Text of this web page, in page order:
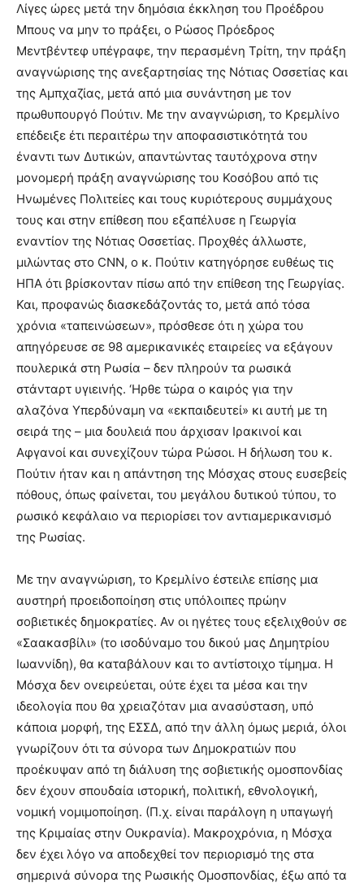
Λίγες ώρες μετά την δημόσια έκκληση του Προέδρου
Μπους να μην το πράξει, ο Ρώσος Πρόεδρος
Μεντβέντεφ υπέγραφε, την περασμένη Τρίτη, την πράξη
αναγνώρισης της ανεξαρτησίας της Νότιας Οσσετίας και
της Αμπχαζίας, μετά από μια συνάντηση με τον
πρωθυπουργό Πούτιν. Με την αναγνώριση, το Κρεμλίνο
επέδειξε έτι περαιτέρω την αποφασιστικότητά του
έναντι των Δυτικών, απαντώντας ταυτόχρονα στην
μονομερή πράξη αναγνώρισης του Κοσόβου από τις
Ηνωμένες Πολιτείες και τους κυριότερους συμμάχους
τους και στην επίθεση που εξαπέλυσε η Γεωργία
εναντίον της Νότιας Οσσετίας. Προχθές άλλωστε,
μιλώντας στο CNN, o κ. Πούτιν κατηγόρησε ευθέως τις
ΗΠΑ ότι βρίσκονταν πίσω από την επίθεση της Γεωργίας.
Και, προφανώς διασκεδάζοντάς το, μετά από τόσα
χρόνια «ταπεινώσεων», πρόσθεσε ότι η χώρα του
απηγόρευσε σε 98 αμερικανικές εταιρείες να εξάγουν
πουλερικά στη Ρωσία – δεν πληρούν τα ρωσικά
στάνταρτ υγιεινής. ‘Ηρθε τώρα ο καιρός για την
αλαζόνα Υπερδύναμη να «εκπαιδευτεί» κι αυτή με τη
σειρά της – μια δουλειά που άρχισαν Ιρακινοί και
Αφγανοί και συνεχίζουν τώρα Ρώσοι. Η δήλωση του κ.
Πούτιν ήταν και η απάντηση της Μόσχας στους ευσεβείς
πόθους, όπως φαίνεται, του μεγάλου δυτικού τύπου, το
ρωσικό κεφάλαιο να περιορίσει τον αντιαμερικανισμό
της Ρωσίας.
Με την αναγνώριση, το Κρεμλίνο έστειλε επίσης μια
αυστηρή προειδοποίηση στις υπόλοιπες πρώην
σοβιετικές δημοκρατίες. Αν οι ηγέτες τους εξελιχθούν σε
«Σαακασβίλι» (το ισοδύναμο του δικού μας Δημητρίου
Ιωαννίδη), θα καταβάλουν και το αντίστοιχο τίμημα. Η
Μόσχα δεν ονειρεύεται, ούτε έχει τα μέσα και την
ιδεολογία που θα χρειαζόταν μια ανασύσταση, υπό
κάποια μορφή, της ΕΣΣΔ, από την άλλη όμως μεριά, όλοι
γνωρίζουν ότι τα σύνορα των Δημοκρατιών που
προέκυψαν από τη διάλυση της σοβιετικής ομοσπονδίας
δεν έχουν σπουδαία ιστορική, πολιτική, εθνολογική,
νομική νομιμοποίηση. (Π.χ. είναι παράλογη η υπαγωγή
της Κριμαίας στην Ουκρανία). Μακροχρόνια, η Μόσχα
δεν έχει λόγο να αποδεχθεί τον περιορισμό της στα
σημερινά σύνορα της Ρωσικής Ομοσπονδίας, έξω από τα